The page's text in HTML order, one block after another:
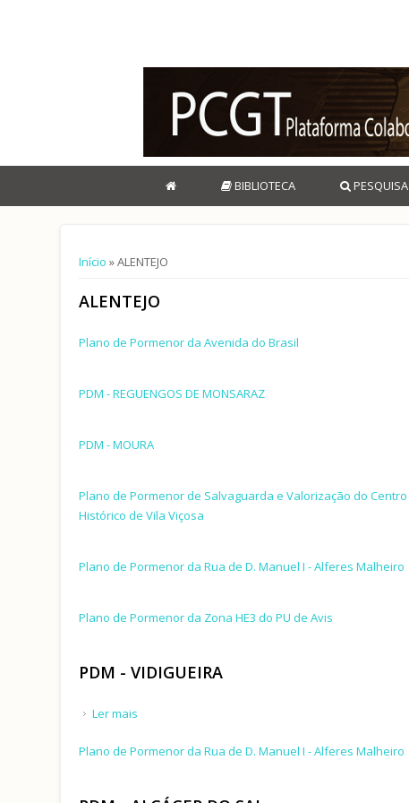
BIBLIOTECA PESQUISA
Está aqui
Início » ALENTEJO
ALENTEJO
Plano de Pormenor da Avenida do Brasil
PDM - REGUENGOS DE MONSARAZ
PDM - MOURA
Plano de Pormenor de Salvaguarda e Valorização do Centro
Histórico de Vila Viçosa
Plano de Pormenor da Rua de D. Manuel I - Alferes Malheiro
Plano de Pormenor da Zona HE3 do PU de Avis
PDM - VIDIGUEIRA
Ler mais
Plano de Pormenor da Rua de D. Manuel I - Alferes Malheiro